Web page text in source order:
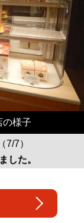
の様子
7/7）
した。